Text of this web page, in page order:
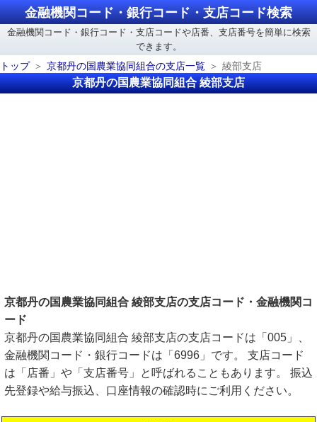
金融機関コード・銀行コード・支店コード検索
金融機関コード・銀行コード・支店コードや店番、支店番号を簡単に検索
できます。
トップ
京都丹の国農業協同組合の支店一覧 綾部支店
京都丹の国農業協同組合 綾部支店
京都丹の国農業協同組合 綾部支店の支店コード・金融機関コ
ード
京都丹の国農業協同組合 綾部支店の支店コードは「005」、
金融機関コード・銀行コードは「6996」です。 支店コード
は「店番」や「支店番号」と呼ばれることもあります。 振込
先登録や給与振込、口座情報の確認時にご利用ください。